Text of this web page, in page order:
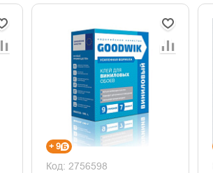
+ 9
Код: 2756598